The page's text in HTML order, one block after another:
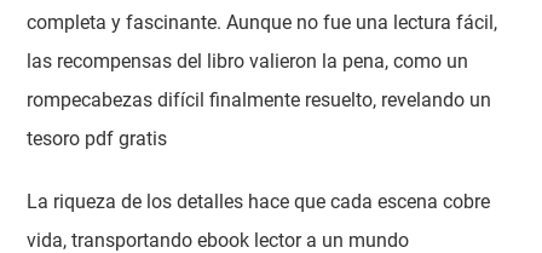
completa y fascinante. Aunque no fue una lectura fácil,
las recompensas del libro valieron la pena, como un
rompecabezas difícil finalmente resuelto, revelando un
tesoro pdf gratis
La riqueza de los detalles hace que cada escena cobre
vida, transportando ebook lector a un mundo